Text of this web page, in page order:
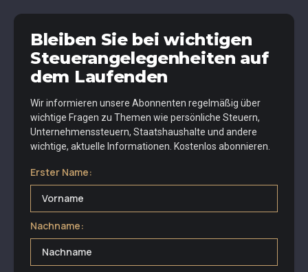
Bleiben Sie bei wichtigen
Steuerangelegenheiten auf
dem Laufenden
Wir informieren unsere Abonnenten regelmäßig über
wichtige Fragen zu Themen wie persönliche Steuern,
Unternehmenssteuern, Staatshaushalte und andere
wichtige, aktuelle Informationen. Kostenlos abonnieren.
Erster Name:
Nachname: